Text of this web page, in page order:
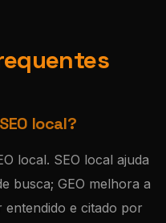
local?
local. SEO local ajuda
busca; GEO melhora a
entendido e citado por